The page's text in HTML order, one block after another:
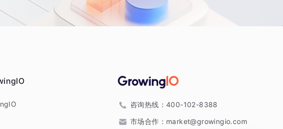
咨询热线： 400-102-8388
市场合作： market@growingio.com